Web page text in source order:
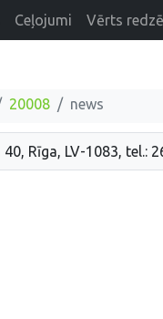
Ceļojumi Vērts
20008 news
Rīga, LV-1083, tel.: